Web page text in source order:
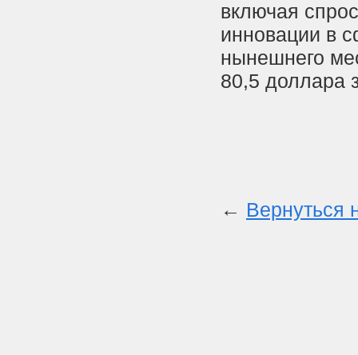
включая
инновации в
нынешнего
80,5 доллара
← Вернуться